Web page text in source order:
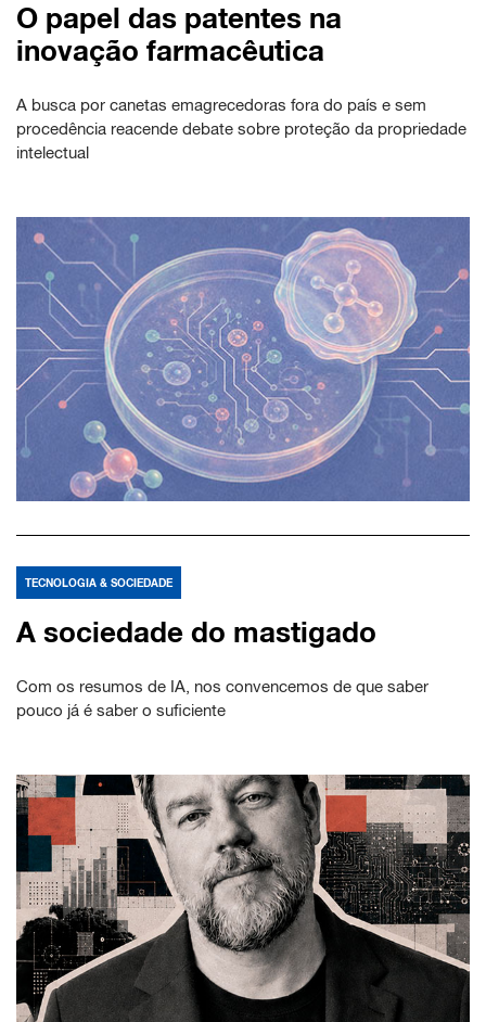
O papel das patentes na
inovação farmacêutica
A busca por canetas emagrecedoras fora do país e sem
procedência reacende debate sobre proteção da propriedade
intelectual
TECNOLOGIA & SOCIEDADE
A sociedade do mastigado
Com os resumos de IA, nos convencemos de que saber
pouco já é saber o suficiente